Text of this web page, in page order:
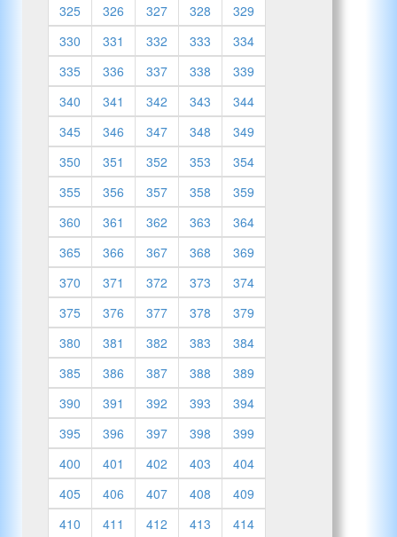
325
326 327 328
329
330
331 332 333
334
335
336 337 338
339
340
341 342 343
344
345
346 347 348
349
350
351 352 353
354
355
356 357 358
359
360
361 362 363
364
365
366 367 368
369
370
371 372 373
374
375
376 377 378
379
380
381 382 383
384
385
386 387 388
389
390
391 392 393
394
395
396 397 398
399
400
401 402 403
404
405
406 407 408
409
410
411 412 413 414